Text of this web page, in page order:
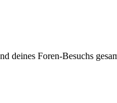
deines Foren-Besuchs